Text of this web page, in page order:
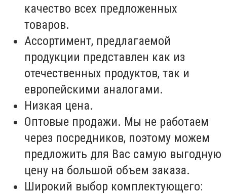
качество всех предложенных
товаров.
Ассортимент, предлагаемой
продукции представлен как из
отечественных продуктов, так и
европейскими аналогами.
Низкая цена.
Оптовые продажи. Мы не работаем
через посредников, поэтому можем
предложить для Вас самую выгодную
цену на большой объем заказа.
Широкий выбор комплектующего: